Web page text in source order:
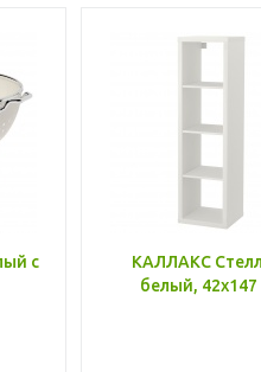
с
КАЛЛАКС
белый, 42x147